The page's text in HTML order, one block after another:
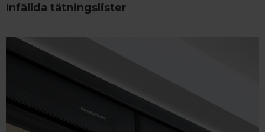
Infällda tätningslister